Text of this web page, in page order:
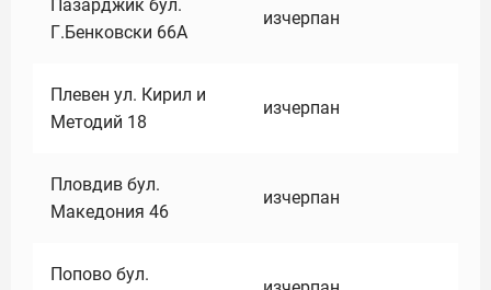
Пазарджик бул.
Г.Бенковски 66А
изчерпан
Плевен ул. Кирил и
Методий 18
изчерпан
Пловдив бул.
Македония 46
изчерпан
Попово бул.